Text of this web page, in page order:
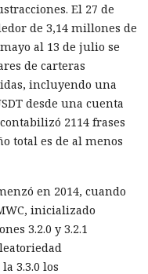
Talal Haj Bakry y
en tres funciones
que se ejecuta Safari,
terceros para iOS y
y Brave. Se trata de
de
WebAuthn (el
claves de acceso)
datos directamente
configurado, por lo
un peligro
cualquier sitio que
El 27 de
de 3,14 millones de
al 13 de julio se
de carteras
incluyendo una
desde una cuenta
2114 frases
total es de al menos
en 2014, cuando
inicializado
3.2.0 y 3.2.1
3.3.0 los